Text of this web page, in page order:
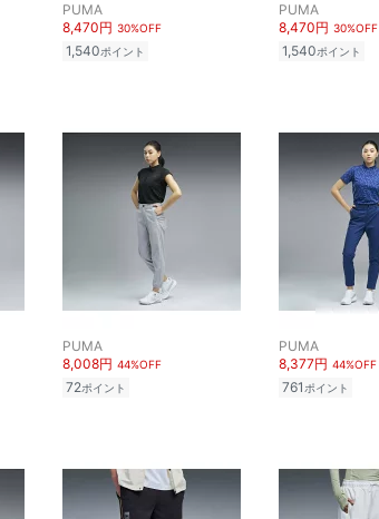
PUMA
8,470円 30%OFF
1,540ポイント
PUMA
8,470円 30%OFF
1,540ポイント
PUMA
8,008円 44%OFF
72ポイント
PUMA
8,377円 44%OFF
761 ポイント